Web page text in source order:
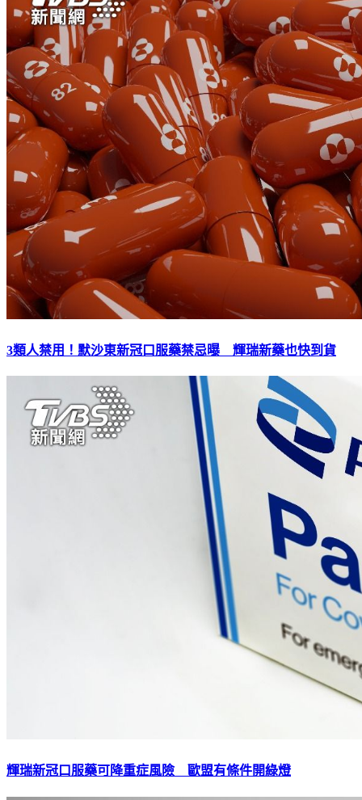
3類人禁用！默沙東新冠口服藥禁忌曝 輝瑞新藥也快到貨
輝瑞新冠口服藥可降重症風險 歐盟有條件開綠燈